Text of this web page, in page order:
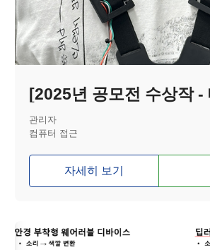
관리자
컴퓨터 접근
자세히 보기